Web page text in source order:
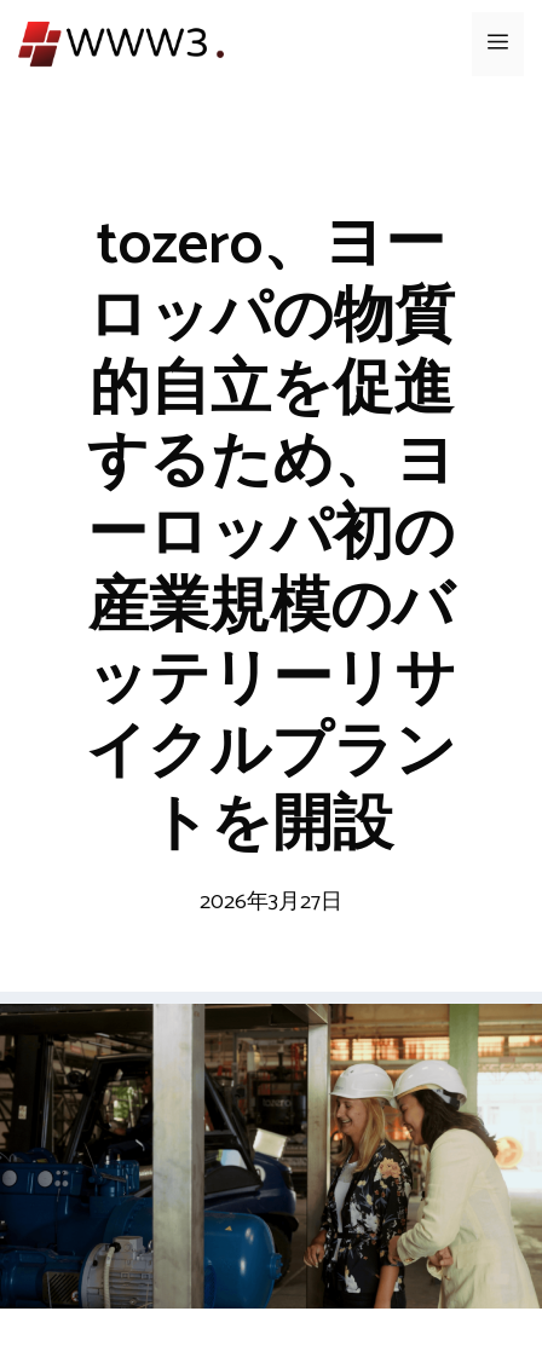
ン
メ
tozero、ヨー
ロッパの物質
的自立を促進
するため、ヨ
ーロッパ初の
産業規模のバ
ッテリーリサ
イクルプラン
トを開設
2026年3月27日